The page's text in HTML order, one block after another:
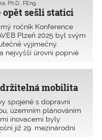
důležité mít co
důležitější mít s čím
hospodářství ve
na
se datují již do
byla vydána změna A1
EN 12620:2002 –
betonu.
opět sešli statici
Ph.D., FEng.
ročník Konference
Plzeň 2025 byl svým
výjimečný.
nejvyšší úrovni poprvé
konstrukcí, a to
Diskutovaly se
zkušenosti statiků
mobilita
spojené s dopravní
územním plánováním
inovacemi byly
již 29. mezinárodní